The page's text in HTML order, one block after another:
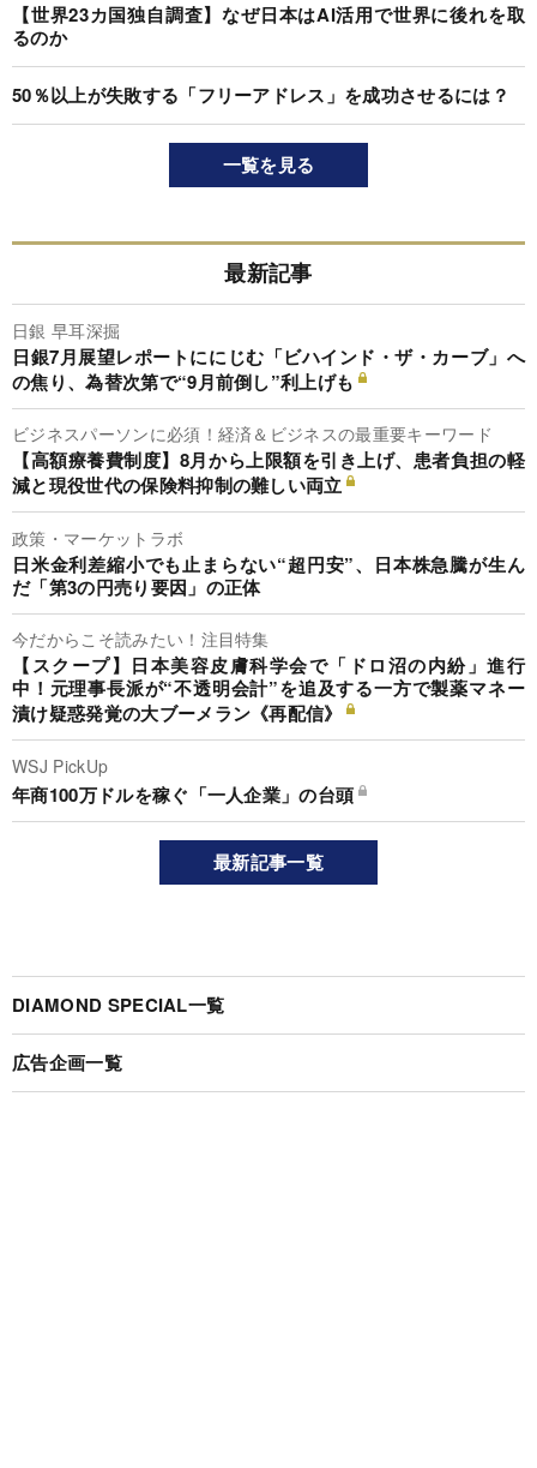
【世界23カ国独自調査】なぜ日本はAI活用で世界に後れを取
るのか
50％以上が失敗する「フリーアドレス」を成功させるには？
一覧を見る
最新記事
日銀 早耳深掘
日銀7月展望レポートににじむ「ビハインド・ザ・カーブ」へ
の焦り、為替次第で“9月前倒し”利上げも
ビジネスパーソンに必須！経済＆ビジネスの最重要キーワード
【高額療養費制度】8月から上限額を引き上げ、患者負担の軽
減と現役世代の保険料抑制の難しい両立
政策・マーケットラボ
日米金利差縮小でも止まらない“超円安”、日本株急騰が生ん
だ「第3の円売り要因」の正体
今だからこそ読みたい！注目特集
【スクープ】日本美容皮膚科学会で「ドロ沼の内紛」進行
中！元理事長派が“不透明会計”を追及する一方で製薬マネー
漬け疑惑発覚の大ブーメラン《再配信》
WSJ PickUp
年商100万ドルを稼ぐ「一人企業」の台頭
最新記事一覧
DIAMOND SPECIAL一覧
広告企画一覧